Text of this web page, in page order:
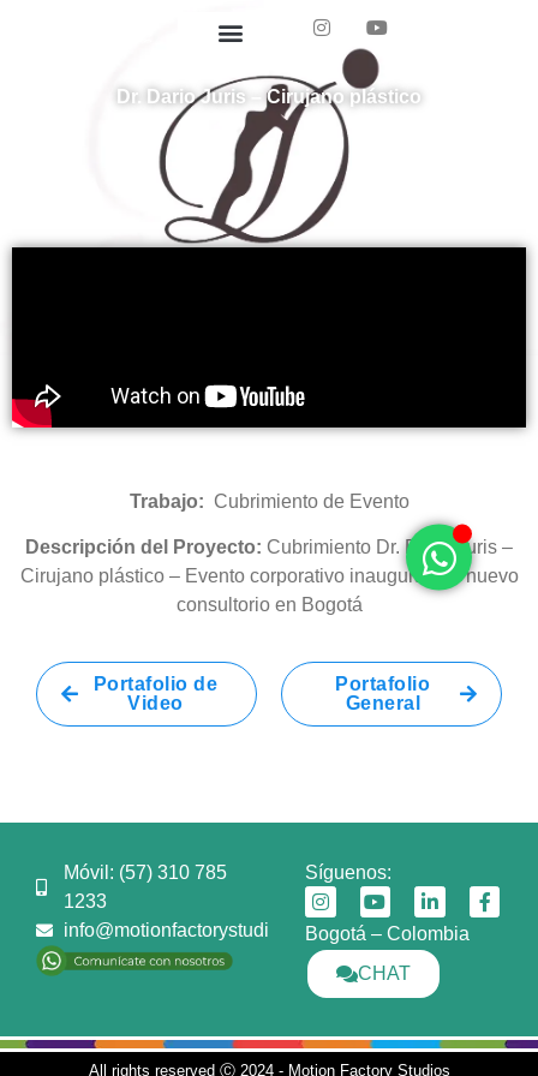
Dr. Dario Juris – Cirujano plástico
Trabajo: Cubrimiento de Evento
Descripción del Proyecto: Cubrimiento Dr. Dario Juris –
Cirujano plástico – Evento corporativo inauguración nuevo
consultorio en Bogotá
Portafolio de
Video
Portafolio
General
Móvil: (57) 310 785
1233
info@motionfactorystudios.com
Síguenos:
Bogotá – Colombia
CHAT
All rights reserved Ⓒ 2024 - Motion Factory Studios